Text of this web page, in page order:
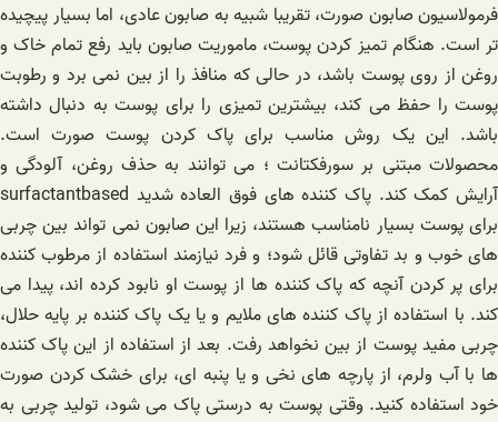
فرمولاسیون صابون صورت، تقریبا شبیه به صابون عادی، اما بسیار پیچیده
تر است. هنگام تمیز کردن پوست، ماموریت صابون باید رفع تمام خاک و
روغن از روی پوست باشد، در حالی که منافذ را از بین نمی برد و رطوبت
پوست را حفظ می کند، بیشترین تمیزی را برای پوست به دنبال داشته
باشد. این یک روش مناسب برای پاک کردن پوست صورت است.
محصولات مبتنی بر سورفکتانت ؛ می توانند به حذف روغن، آلودگی و
آرایش کمک کند. پاک کننده های فوق العاده شدید surfactantbased
برای پوست بسیار نامناسب هستند، زیرا این صابون نمی تواند بین چربی
های خوب و بد تفاوتی قائل شود؛ و فرد نیازمند استفاده از مرطوب کننده
برای پر کردن آنچه که پاک کننده ها از پوست او نابود کرده اند، پیدا می
کند. با استفاده از پاک کننده های ملایم و یا یک پاک کننده بر پایه حلال،
چربی مفید پوست از بین نخواهد رفت. بعد از استفاده از این پاک کننده
ها با آب ولرم، از پارچه های نخی و یا پنبه ای، برای خشک کردن صورت
خود استفاده کنید. وقتی پوست به درستی پاک می شود، تولید چربی به